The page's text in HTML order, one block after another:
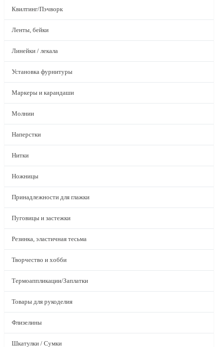
Квилтинг/Пэчворк
Ленты, бейки
Линейки / лекала
Установка фурнитуры
Маркеры и карандаши
Молнии
Наперстки
Нитки
Ножницы
Принадлежности для глажки
Пуговицы и застежки
Резинка, эластичная тесьма
Творчество и хобби
Термоаппликации/Заплатки
Товары для рукоделия
Флизелины
Шкатулки / Сумки